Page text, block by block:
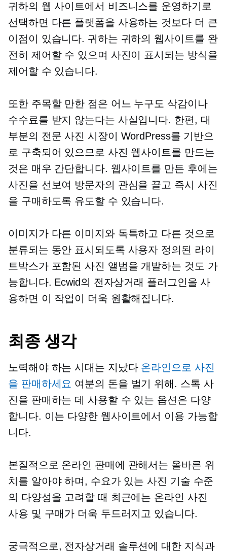
귀하의 웹 사이트에서 비즈니스를 운영하기로
선택하면 다른 플랫폼을 사용하는 것보다 더 큰
이점이 있습니다. 귀하는 귀하의 웹사이트를 완
전히 제어할 수 있으며 사진이 표시되는 방식을
제어할 수 있습니다.
또한 주목할 만한 점은 어느 누구도 삭감이나
수수료를 받지 않는다는 사실입니다. 한편, 대
부분의 전문 사진 시장이 WordPress를 기반으
로 구축되어 있으므로 사진 웹사이트를 만드는
것은 매우 간단합니다. 웹사이트를 만든 후에는
사진을 선보여 방문자의 관심을 끌고 즉시 사진
을 구매하도록 유도할 수 있습니다.
이미지가 다른 이미지와 독특하고 다른 것으로
분류되는 동안 표시되도록 사용자 정의된 라이
트박스가 포함된 사진 앨범을 개발하는 것도 가
능합니다. Ecwid의 전자상거래 플러그인을 사
용하면 이 작업이 더욱 원활해집니다.
최종 생각
노력해야 하는 시대는 지났다 온라인으로 사진
을 판매하세요 여분의 돈을 벌기 위해. 스톡 사
진을 판매하는 데 사용할 수 있는 옵션은 다양
합니다. 이는 다양한 웹사이트에서 이용 가능합
니다.
본질적으로 온라인 판매에 관해서는 올바른 위
치를 알아야 하며, 수요가 있는 사진 기술 수준
의 다양성을 고려할 때 최근에는 온라인 사진
사용 및 구매가 더욱 두드러지고 있습니다.
궁극적으로, 전자상거래 솔루션에 대한 지식과